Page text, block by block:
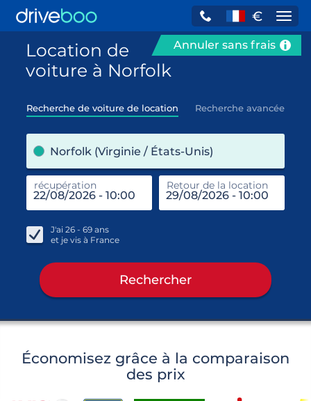
€
Annuler sans frais
Location de
voiture à Norfolk
Recherche de voiture de location Recherche avancée
Norfolk (Virginie / États-Unis)
récupération Retour de la location
J'ai 26 - 69 ans
et je vis à France
Rechercher
Économisez grâce à la comparaison
des prix